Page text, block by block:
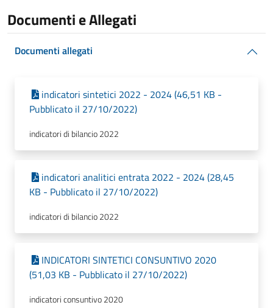
Documenti e Allegati
Documenti allegati
indicatori sintetici 2022 - 2024 (46,51 KB -
Pubblicato il 27/10/2022)
indicatori di bilancio 2022
indicatori analitici entrata 2022 - 2024 (28,45
KB - Pubblicato il 27/10/2022)
indicatori di bilancio 2022
INDICATORI SINTETICI CONSUNTIVO 2020
(51,03 KB - Pubblicato il 27/10/2022)
indicatori consuntivo 2020